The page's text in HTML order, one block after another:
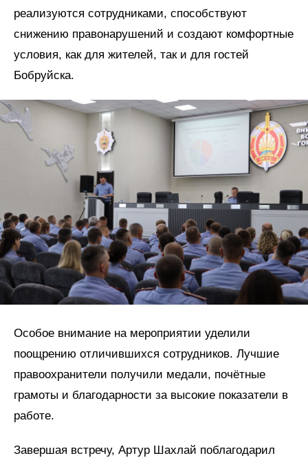
реализуются сотрудниками, способствуют
снижению правонарушений и создают комфортные
условия, как для жителей, так и для гостей
Бобруйска.
Особое внимание на мероприятии уделили
поощрению отличившихся сотрудников. Лучшие
правоохранители получили медали, почётные
грамоты и благодарности за высокие показатели в
работе.
Завершая встречу, Артур Шахлай поблагодарил